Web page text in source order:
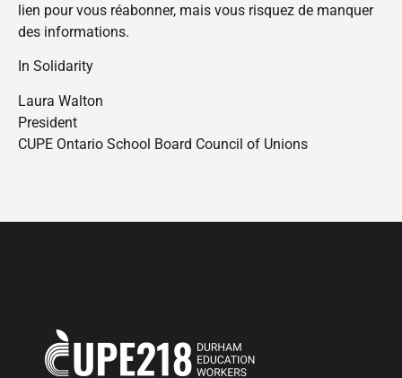
lien pour vous réabonner, mais vous risquez de manquer
des informations.
In Solidarity
Laura Walton
President
CUPE Ontario School Board Council of Unions